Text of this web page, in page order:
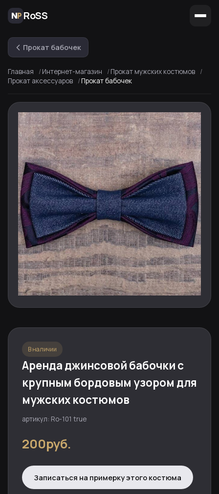
RoSS
Прокат бабочек
Главная Интернет-магазин
Прокат мужских костюмов
Прокат аксессуаров
Прокат бабочек
В наличии
Аренда джинсовой бабочки с
крупным бордовым узором для
мужских костюмов
артикул: Ro-101 true
200руб.
Записаться на примерку этого костюма